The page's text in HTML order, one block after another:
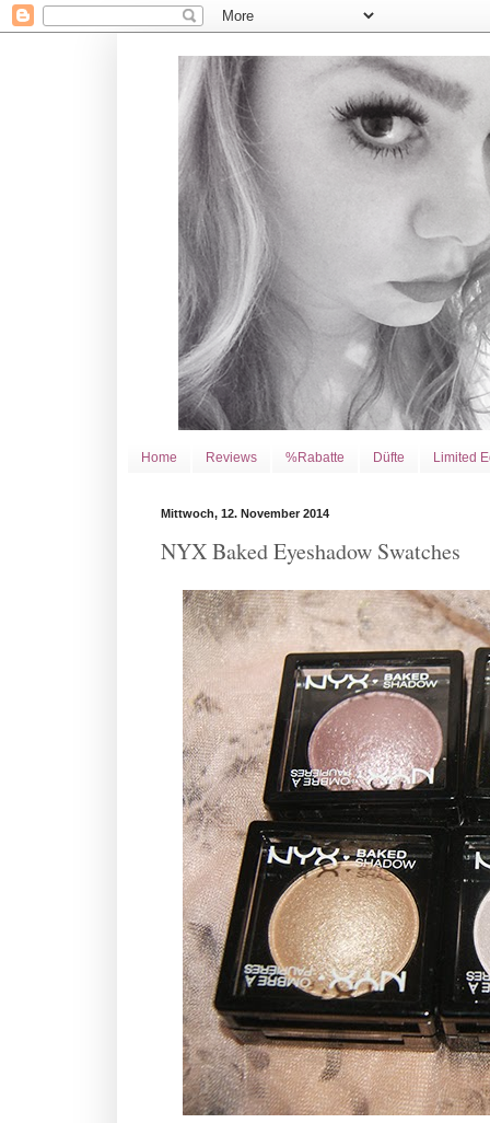
Home Reviews %Rabatte Düfte Limited
Mittwoch, 12. November 2014
NYX Baked Eyeshadow Swatches